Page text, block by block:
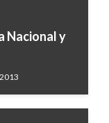
Nacional y